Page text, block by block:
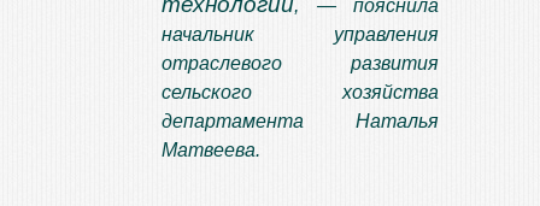
, — пояснила
начальник управления
отраслевого развития
сельского хозяйства
департамента Наталья
Матвеева.